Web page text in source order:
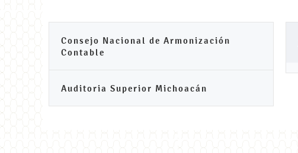
Consejo Nacional de Armonización
Contable
Auditoria Superior Michoacán